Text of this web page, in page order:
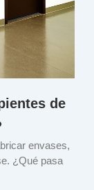
de
envases,
¿Qué pasa